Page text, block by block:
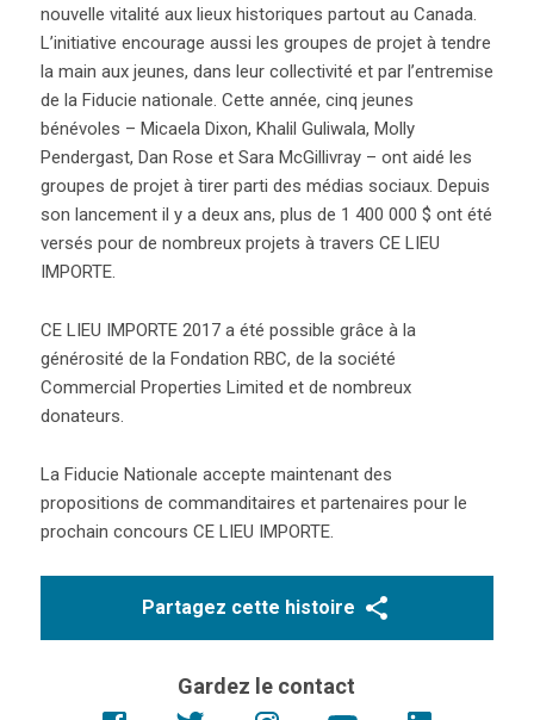
nouvelle vitalité aux lieux historiques partout au Canada.
L’initiative encourage aussi les groupes de projet à tendre
la main aux jeunes, dans leur collectivité et par l’entremise
de la Fiducie nationale. Cette année, cinq jeunes
bénévoles – Micaela Dixon, Khalil Guliwala, Molly
Pendergast, Dan Rose et Sara McGillivray – ont aidé les
groupes de projet à tirer parti des médias sociaux. Depuis
son lancement il y a deux ans, plus de 1 400 000 $ ont été
versés pour de nombreux projets à travers CE LIEU
IMPORTE.
CE LIEU IMPORTE 2017 a été possible grâce à la
générosité de la Fondation RBC, de la société
Commercial Properties Limited et de nombreux
donateurs.
La Fiducie Nationale accepte maintenant des
propositions de commanditaires et partenaires pour le
prochain concours CE LIEU IMPORTE.
Partagez cette histoire
Gardez le contact